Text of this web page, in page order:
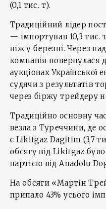
(0,1 тис. т).
Традиційний лідер
— імпортував 10,3 тис.
ніж у березні. Через
компанія повернулася
аукціонах Української
судячи з результатів
через біржу трейдеру
Традиційно основну
везла з Туреччини, де
є Likitgaz Dagitim (3,7
обсягу від Likitgaz
партією від Anadolu
На обсяги «Мартін
припало 43% усього